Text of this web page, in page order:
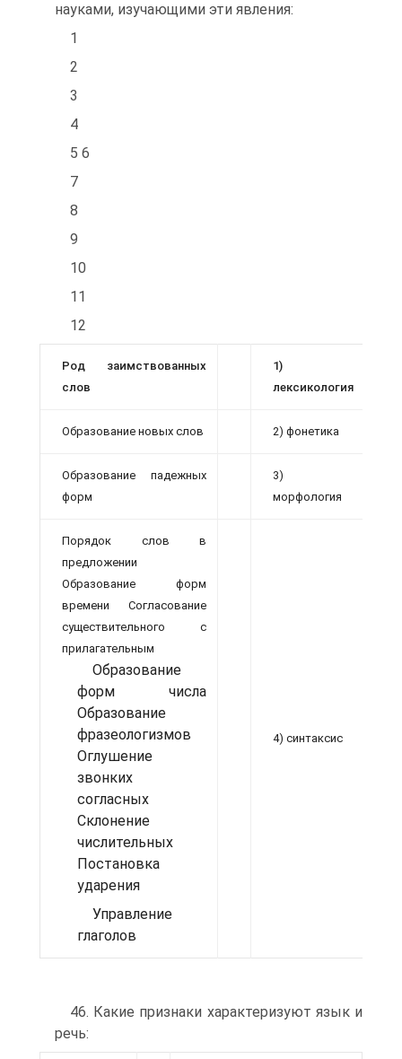
науками, изучающими эти явления:
1
2
3
4
5 6
7
8
9
10
11
12
Род заимствованных
слов
1)
лексикология
Образование новых слов 2) фонетика
Образование падежных
форм
3)
морфология
Порядок слов в
предложении
Образование форм
времени Согласование
существительного с
прилагательным
Образование
форм числа
Образование
фразеологизмов
Оглушение
звонких
согласных
Склонение
числительных
Постановка
ударения
Управление
глаголов
4) синтаксис
46. Какие признаки характеризуют язык и
речь: